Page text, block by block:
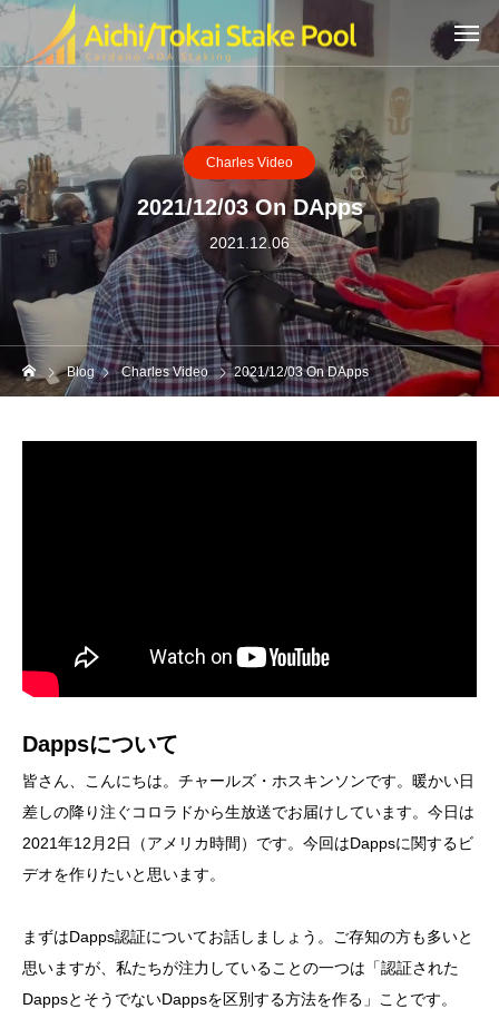
Charles Video
2021/12/03 On DApps
2021.12.06
Blog Charles Video 2021/12/03 On DApps
Dappsについて
皆さん、こんにちは。チャールズ・ホスキンソンです。暖かい日
差しの降り注ぐコロラドから生放送でお届けしています。今日は
2021年12月2日（アメリカ時間）です。今回はDappsに関するビ
デオを作りたいと思います。
まずはDapps認証についてお話しましょう。ご存知の方も多いと
思いますが、私たちが注力していることの一つは「認証された
DappsとそうでないDappsを区別する方法を作る」ことです。